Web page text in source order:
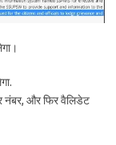
नंबर, और फिर वैलिडेट